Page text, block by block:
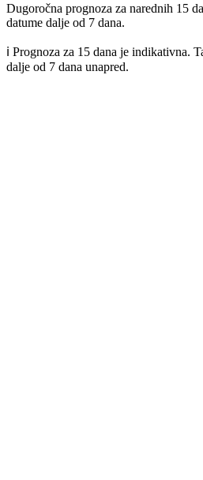
Dugoročna prognoza za narednih 15
datume dalje od 7 dana.
ℹ️ Prognoza za 15 dana je indikativna.
dalje od 7 dana unapred.